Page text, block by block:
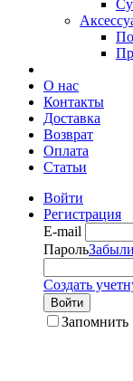
О нас
Контакты
Доставка
Возврат
Оплата
Статьи
Войти
Регистрация
E-mail
Пароль
Создать
Войти
Запомнить